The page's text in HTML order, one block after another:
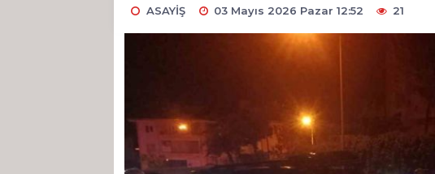
ASAYİŞ 03 Mayıs 2026 Pazar 12:52 21